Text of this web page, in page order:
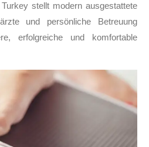
stellt modern ausgestattete
und persönliche Betreuung
erfolgreiche und komfortable